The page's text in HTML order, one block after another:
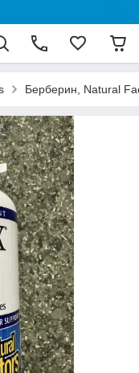
Берберин, Natural